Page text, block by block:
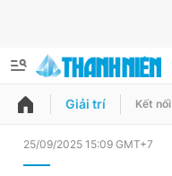
QUẢNG CÁO
Giải trí Kết nối
25/09/2025 15:09 GMT+7